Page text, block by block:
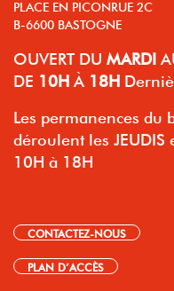
PLACE EN PICONRUE 2C
B-6600 BASTOGNE
OUVERT DU MARDI
DE 10H À 18H
Les permanences du
déroulent les JEUDIS
10H à 18H
CONTACTEZ-NOUS
PLAN D’ACCÈS